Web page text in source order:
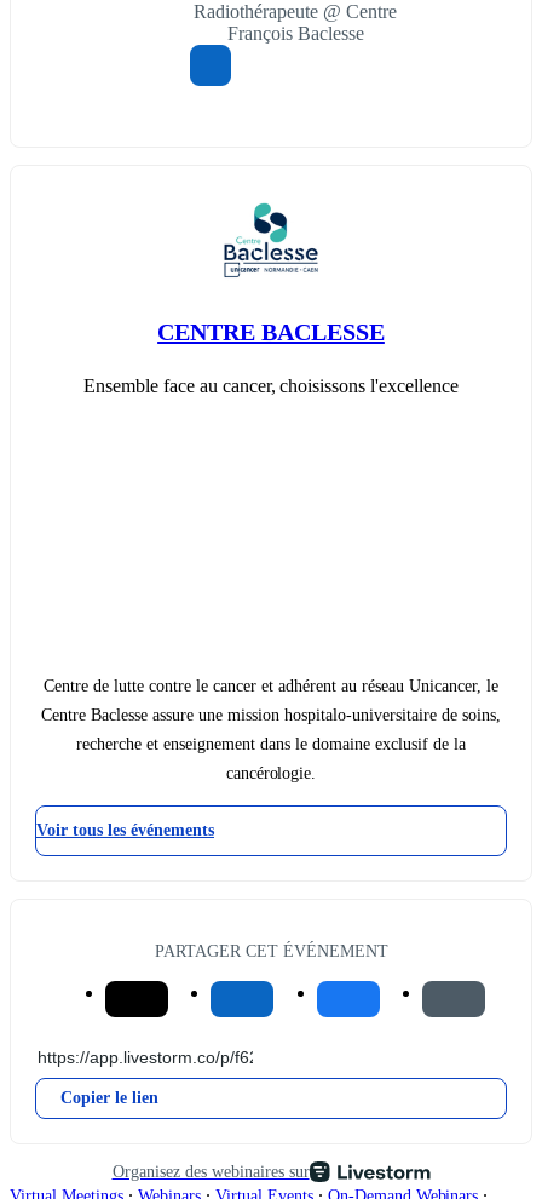
Radiothérapeute @ Centre
François Baclesse
CENTRE BACLESSE
Ensemble face au cancer, choisissons l'excellence
Centre de lutte contre le cancer et adhérent au réseau Unicancer, le
Centre Baclesse assure une mission hospitalo-universitaire de soins,
recherche et enseignement dans le domaine exclusif de la
cancérologie.
Voir tous les événements
PARTAGER CET ÉVÉNEMENT
Copier le lien
Organisez des webinaires sur
∙ ∙ ∙ ∙